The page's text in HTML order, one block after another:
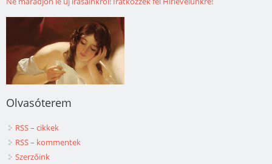
Olvasóterem
RSS – cikkek
RSS – kommentek
Szerzőink